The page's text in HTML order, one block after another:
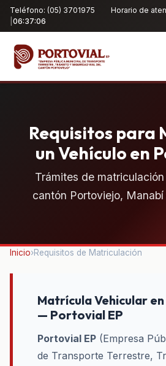
Teléfono: (05) 3701975
Horario de
06:37:07
Requisitos para
un Vehículo en
Trámites de
cantón Portoviejo,
Inicio›Requisitos de Matriculación
Matrícula Vehicular
— Portovial EP
Portovial EP (Empresa
de Transporte Terrestre,